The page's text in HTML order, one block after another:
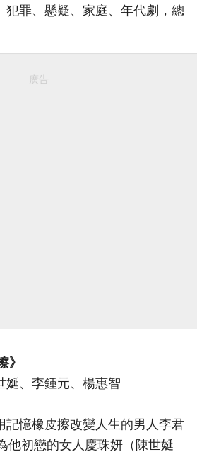
犯罪、懸疑、家庭、年代劇，總
廣告
》
娫、李鍾元、楊惠智
記憶橡皮擦改變人生的男人李君
他初戀的女人慶珠妍（陳世娫